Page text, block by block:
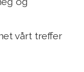
vårt treffer